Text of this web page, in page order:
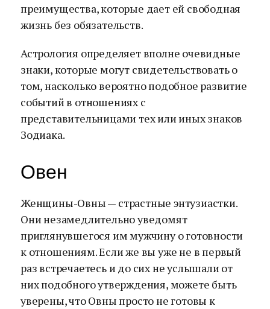
преимущества, которые дает ей свободная
жизнь без обязательств.
Астрология определяет вполне очевидные
знаки, которые могут свидетельствовать о
том, насколько вероятно подобное развитие
событий в отношениях с
представительницами тех или иных знаков
Зодиака.
Овен
Женщины-Овны — страстные энтузиастки.
Они незамедлительно уведомят
приглянувшегося им мужчину о готовности
к отношениям. Если же вы уже не в первый
раз встречаетесь и до сих не услышали от
них подобного утверждения, можете быть
уверены, что Овны просто не готовы к